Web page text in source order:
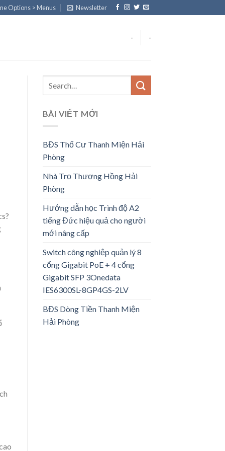
Options > Menus Newsletter
- -
BÀI VIẾT MỚI
BĐS Thổ Cư Thanh Miện Hải
Phòng
Nhà Trọ Thượng Hồng Hải
Phòng
Hướng dẫn học Trình độ A2
tiếng Đức hiệu quả cho người
mới nâng cấp
Switch công nghiệp quản lý 8
cổng Gigabit PoE + 4 cổng
Gigabit SFP 3Onedata
IES6300SL-8GP4GS-2LV
BĐS Dòng Tiền Thanh Miện
Hải Phòng